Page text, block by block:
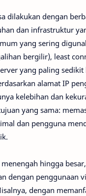
dilakukan dengan
dan infrastruktur
yang sering
bergilir), least
yang paling sedikit
alamat IP
kelebihan dan
yang sama:
dan pengguna
hingga
dengan penggunaan
dengan